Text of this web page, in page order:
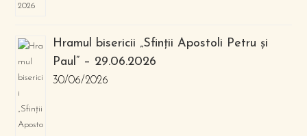
Hramul bisericii „Sfinții Apostoli Petru și
Paul” – 29.06.2026
30/06/2026